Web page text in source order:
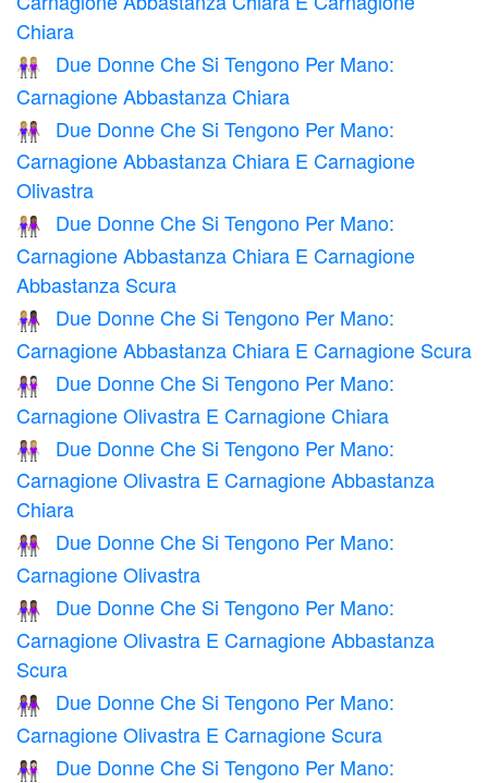
Chiara
👭🏼
Due Donne Che Si Tengono Per Mano:
Carnagione Abbastanza Chiara
👩🏼‍🤝‍👩🏽
Due Donne Che Si Tengono Per Mano:
Carnagione Abbastanza Chiara E Carnagione
Olivastra
👩🏼‍🤝‍👩🏾
Due Donne Che Si Tengono Per Mano:
Carnagione Abbastanza Chiara E Carnagione
Abbastanza Scura
👩🏼‍🤝‍👩🏿
Due Donne Che Si Tengono Per Mano:
Carnagione Abbastanza Chiara E Carnagione Scura
👩🏽‍🤝‍👩🏻
Due Donne Che Si Tengono Per Mano:
Carnagione Olivastra E Carnagione Chiara
👩🏽‍🤝‍👩🏼
Due Donne Che Si Tengono Per Mano:
Carnagione Olivastra E Carnagione Abbastanza
Chiara
👭🏽
Due Donne Che Si Tengono Per Mano:
Carnagione Olivastra
👩🏽‍🤝‍👩🏾
Due Donne Che Si Tengono Per Mano:
Carnagione Olivastra E Carnagione Abbastanza
Scura
👩🏽‍🤝‍👩🏿
Due Donne Che Si Tengono Per Mano:
Carnagione Olivastra E Carnagione Scura
👩🏾‍🤝‍👩🏻
Due Donne Che Si Tengono Per Mano: